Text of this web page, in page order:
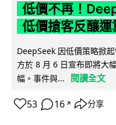
低價不再！
低價搶客反釀運
DeepSeek 因低價策略掀
方於 8 月 6 日宣布即將大
幅。事件與...
閱讀全文
53 16 ↗ 分享